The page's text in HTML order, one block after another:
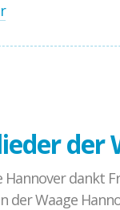
der
Hannover dankt
Waage